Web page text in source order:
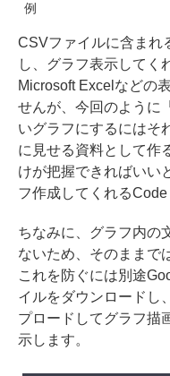
例
CSVファイルに含まれ
し、グラフ表示してく
Microsoft Excelなどの
せんが、今回のように
いグラフにするにはそ
に見せる資料として作
けが把握できればいい
フ作成してくれるCode
ちなみに、グラフ内の
ないため、そのままで
これを防ぐには別途
イルをダウンロードし
プロードしてグラフ描
示します。